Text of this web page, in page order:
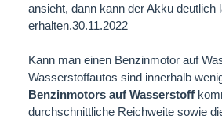
ansieht, dann kann der Akku
erhalten.30.11.2022
Kann man einen Benzinmotor auf
Wasserstoffautos sind innerhalb
Benzinmotors auf Wasserstoff
durchschnittliche Reichweite sowie